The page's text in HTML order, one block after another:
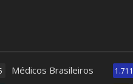
Médicos Brasileiros 1.711